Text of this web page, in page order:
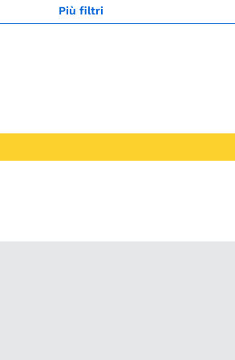
Più filtri